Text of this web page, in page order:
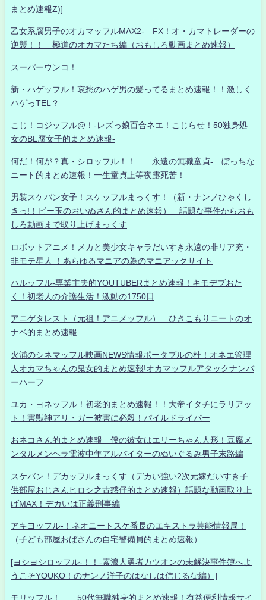
まとめ速報Z)]
乙女系腐男子のオカマッフルMAX2- FX！オ・カマトレーダーの
逆襲！！ 極道のオカマたち編（おもしろ動画まとめ速報）
スーパーウンコ！
新・ハゲッフル！哀愁のハゲ男の髪ってるまとめ速報！！激しく
ハゲっTEL？
こじ！コジッフル@！-レズっ娘百合ネエ！こじらせ！50独身処
女のBL腐女子的まとめ速報-
何だ！何が？真・シロッフル！！ 永遠の無職童貞- ぼっちな
ニート的まとめ速報！一生童貞上等夜露死苦！
男装スケバン女子！スケッフルまっくす！（新・ナンノひゃくし
きっ!！ビー玉のおいぬさん的まとめ速報） 話題な事件からおも
しろ動画まで取り上げまっくす
ロボットアニメ！メカと美少女キャラだいすき永遠の非リア充・
非モテ星人 ！あらゆるマニアの為のマニアックサイト
ハルッフル-専業主夫的YOUTUBERまとめ速報！キモデブおた
く！初老人の介護生活！激動の1750日
アニゲタレスト（元祖！アニメッフル） ひきこもりニートのオ
ナベ的まとめ速報
火浦のシネマッフル映画NEWS情報ポータブルの杜！オネエ管理
人オカマちゃんの鬼女的まとめ速報!オカマッフルアタックナンバ
ーハーフ
ユカ・ヨネッフル！初老的まとめ速報！！大帝イタチにラリアッ
ト！害獣神アリ・ガー被害に必殺！パイルドライバー
おネコさん的まとめ速報 僕の彼女はエリーちゃん人形！豆腐メ
ンタルメンヘラ電波中年アルバイターのぬいぐるみ男子末路編
スケバン！デカッフルまっくす（デカい強い2次元嫁だいすき子
供部屋おじさんヒロシ之古惑仔的まとめ速報）話題な動画取り上
げMAX！デカいは正義刑事編
アキヨッフル-！ネオニートスケ番長のエキストラ芸能情報局！
（子ども部屋おばさんの自宅警備員的まとめ速報）
[ヨシヨシロッフル-！！-素浪人勇者カツオンの未解決事件簿へよ
うこそYOUKO！のナンノ洋子のはなしは信じるな編）]
モリッフル！ 50代無職独身的まとめ速報！有益便利情報サイ